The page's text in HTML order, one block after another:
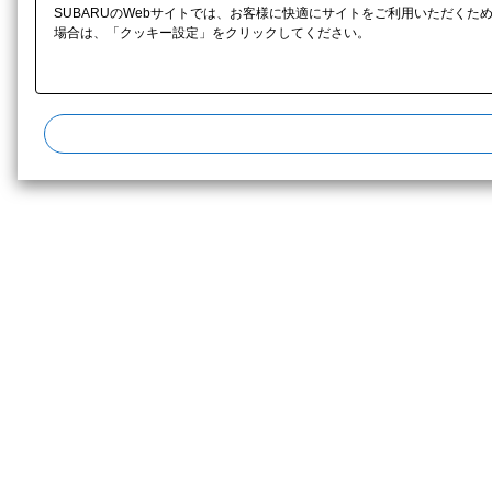
SUBARUのWebサイトでは、お客様に快適にサイトをご利用いただく
場合は、「クッキー設定」をクリックしてください。​